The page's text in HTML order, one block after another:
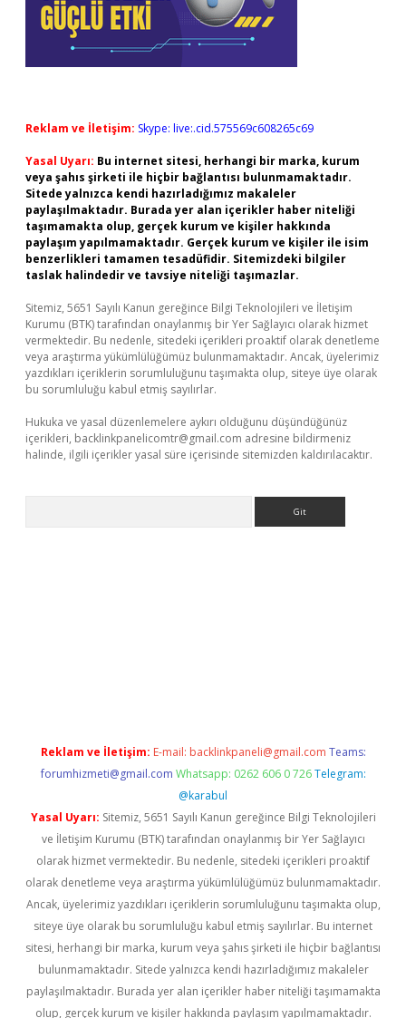
Reklam ve İletişim: Skype: live:.cid.575569c608265c69
Yasal Uyarı: Bu internet sitesi, herhangi bir marka, kurum
veya şahıs şirketi ile hiçbir bağlantısı bulunmamaktadır.
Sitede yalnızca kendi hazırladığımız makaleler
paylaşılmaktadır. Burada yer alan içerikler haber niteliği
taşımamakta olup, gerçek kurum ve kişiler hakkında
paylaşım yapılmamaktadır. Gerçek kurum ve kişiler ile isim
benzerlikleri tamamen tesadüfidir. Sitemizdeki bilgiler
taslak halindedir ve tavsiye niteliği taşımazlar.
Sitemiz, 5651 Sayılı Kanun gereğince Bilgi Teknolojileri ve İletişim
Kurumu (BTK) tarafından onaylanmış bir Yer Sağlayıcı olarak hizmet
vermektedir. Bu nedenle, sitedeki içerikleri proaktif olarak denetleme
veya araştırma yükümlülüğümüz bulunmamaktadır. Ancak, üyelerimiz
yazdıkları içeriklerin sorumluluğunu taşımakta olup, siteye üye olarak
bu sorumluluğu kabul etmiş sayılırlar.
Hukuka ve yasal düzenlemelere aykırı olduğunu düşündüğünüz
içerikleri, backlinkpanelicomtr@gmail.com adresine bildirmeniz
halinde, ilgili içerikler yasal süre içerisinde sitemizden kaldırılacaktır.
Reklam ve İletişim: E-mail: backlinkpaneli@gmail.com Teams:
forumhizmeti@gmail.com Whatsapp: 0262 606 0 726 Telegram:
@karabul
Yasal Uyarı: Sitemiz, 5651 Sayılı Kanun gereğince Bilgi Teknolojileri
ve İletişim Kurumu (BTK) tarafından onaylanmış bir Yer Sağlayıcı
olarak hizmet vermektedir. Bu nedenle, sitedeki içerikleri proaktif
olarak denetleme veya araştırma yükümlülüğümüz bulunmamaktadır.
Ancak, üyelerimiz yazdıkları içeriklerin sorumluluğunu taşımakta olup,
siteye üye olarak bu sorumluluğu kabul etmiş sayılırlar. Bu internet
sitesi, herhangi bir marka, kurum veya şahıs şirketi ile hiçbir bağlantısı
bulunmamaktadır. Sitede yalnızca kendi hazırladığımız makaleler
paylaşılmaktadır. Burada yer alan içerikler haber niteliği taşımamakta
olup, gerçek kurum ve kişiler hakkında paylaşım yapılmamaktadır.